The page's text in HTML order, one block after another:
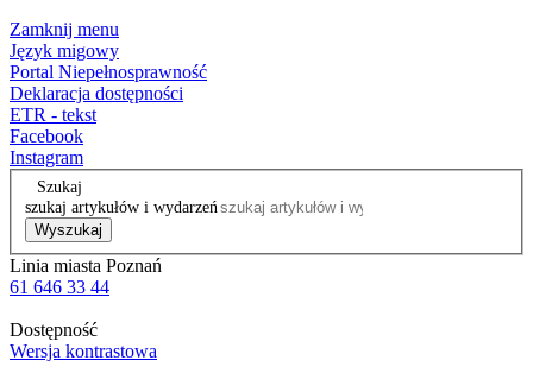
Zamknij menu
Język migowy
Portal Niepełnosprawność
Deklaracja dostępności
ETR - tekst
Facebook
Instagram
Szukaj
szukaj artykułów i wydarzeń
Wyszukaj
Linia miasta Poznań
61 646 33 44
Dostępność
Wersja kontrastowa